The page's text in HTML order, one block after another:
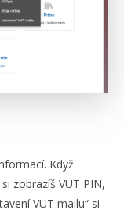
Když
zobrazíš VUT PIN,
VUT mailu“ si